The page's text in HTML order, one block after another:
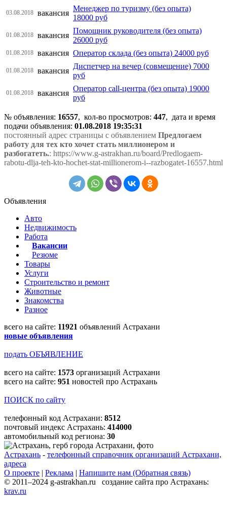
03.08.2018 вакансия
Менеджер по туризму (без опыта)
18000 руб
01.08.2018 вакансия
Помощник руководителя (без опыта)
26000 руб
01.08.2018 вакансия Оператор склада (без опыта) 24000 руб
01.08.2018 вакансия
Диспетчер на вечер (совмещение) 7000
руб
01.08.2018 вакансия
Оператор call-центра (без опыта) 19000
руб
№ объявления: 16557, кол-во просмотров: 447, дата и время
подачи объявления: 01.08.2018 19:35:31
постоянный адрес страницы с объявлением Предлогаем
работу для тех кто хочет стать миллионером и
разбогатеть.: https://www.g-astrakhan.ru/board/Predlogaem-
rabotu-dlja-teh-kto-hochet-stat-millionerom-i--razbogatet-16557.html
Объявления
Авто
Недвижимость
Работа
Вакансии
Резюме
Товары
Услуги
Строительство и ремонт
Животные
Знакомства
Разное
всего на сайте: 11921 объявлений Астрахани
новые объявления
подать ОБЪЯВЛЕНИЕ
всего на сайте: 1573 организаций Астрахани
всего на сайте: 951 новостей про Астрахань
ПОИСК по сайту
телефонный код Астрахани: 8512
почтовый индекс Астрахань: 414000
автомобильный код региона: 30
Астрахань - телефонный справочник организаций Астрахани,
адреса
О проекте | Реклама | Напишите нам (Обратная связь)
© 2011–2024 g-astrakhan.ru создание сайта про Астрахань:
krav.ru